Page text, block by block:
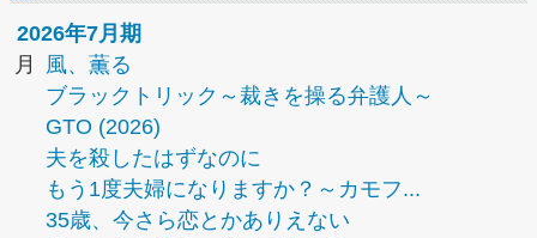
2026年7月期
月
風、薫る
ブラックトリック～裁きを操る弁護人～
GTO (2026)
夫を殺したはずなのに
もう1度夫婦になりますか？～カモフ...
35歳、今さら恋とかありえない